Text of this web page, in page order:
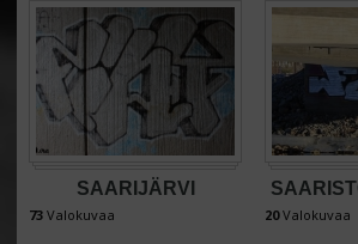
SAARIJÄRVI
73 Valokuvaa 20Valokuvaa